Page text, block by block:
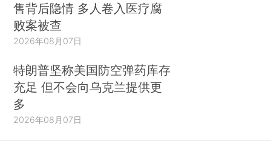
售背后隐情 多人卷入医疗腐
败案被查
2026年08月07日
特朗普坚称美国防空弹药库存
充足 但不会向乌克兰提供更
多
2026年08月07日